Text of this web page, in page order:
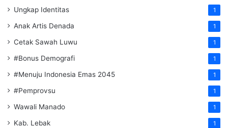
Ungkap Identitas 1
Anak Artis Denada 1
Cetak Sawah Luwu 1
#Bonus Demografi 1
#Menuju Indonesia Emas 2045 1
#Pemprovsu 1
Wawali Manado 1
Kab. Lebak 1